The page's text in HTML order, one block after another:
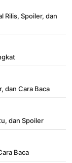
Rilis, Spoiler, dan
dan Cara Baca
dan Spoiler
Baca